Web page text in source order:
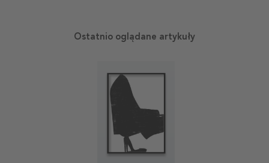
Ostatnio oglądane artykuły